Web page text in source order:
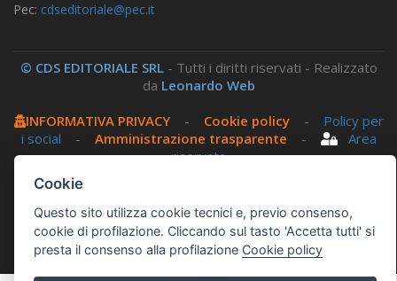
Pec: cdseditoriale@pec.it
© CDS EDITORIALE SRL - Tutti i diritti riservati - Realizzato
da Leonardo Web
INFORMATIVA PRIVACY- Cookie policy- Policy per
i social - Amministrazione trasparente -
Area
riservata
Questo sito utilizza, nella versione per UTENTI CON
DISLESSIA,Biancoenero ®, una font italiana ad Alta
Leggibilità.
Cookie
Questo sito utilizza cookie tecnici e, previo consenso,
cookie di profilazione. Cliccando sul tasto 'Accetta tutti' si
presta il consenso alla profilazione Cookie policy